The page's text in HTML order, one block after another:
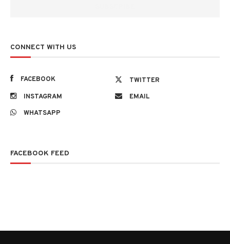
CONNECT WITH US
FACEBOOK
TWITTER
INSTAGRAM
EMAIL
WHATSAPP
FACEBOOK FEED